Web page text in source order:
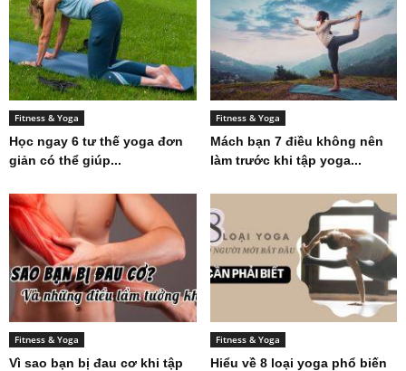
Fitness & Yoga
Học ngay 6 tư thế yoga đơn
giản có thể giúp...
Fitness & Yoga
Mách bạn 7 điều không nên
làm trước khi tập yoga...
Fitness & Yoga
Vì sao bạn bị đau cơ khi tập
Fitness & Yoga
Hiểu về 8 loại yoga phổ biến